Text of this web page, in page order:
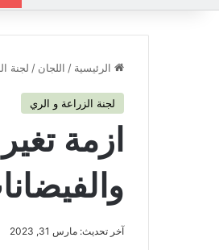
الرئيسية / اللجان / لجنة
لجنة الزراعة و الري
ازمة
آخر تحديث: مارس 31, 2023